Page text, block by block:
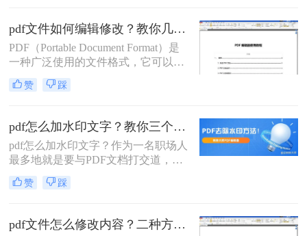
作方法等方面，希望能够对您有所帮
助。
pdf文件如何编辑修改？教你几种简单的修改方法！
PDF（Portable Document Format）是
一种广泛使用的文件格式，它可以跨
平台打开和阅读。然而，对于很多人
来说，编辑和修改PDF文件似乎是一
许多方法可以帮助我们轻松地进行
PDF文件的编辑和修改。本文将会介
绍pdf文件如何编辑修改方法来实现这
一目标。
赞 踩
pdf怎么加水印文字？教你三个好用的方法！
pdf怎么加水印文字？作为一名职场人
最多地就是要与PDF文档打交道，而
需要面对的唯一难题就是PDF难编辑
的问题，一款好用的PDF编辑器就显
非常好用的PDF编辑器！
赞 踩
pdf文件怎么修改内容？二种方法让你轻松应对！